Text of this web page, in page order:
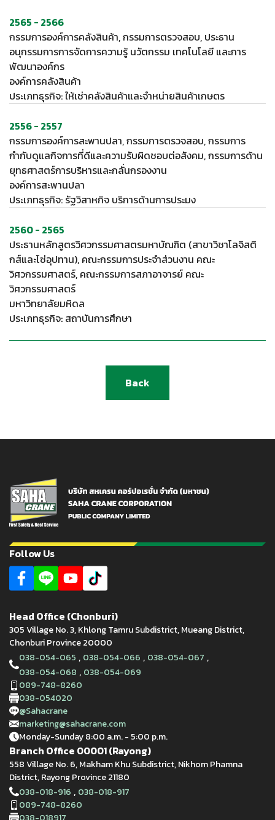
2565 - 2566
กรรมการองค์การคลังสินค้า, กรรมการตรวจสอบ, ประธาน
อนุกรรมการการจัดการความรู้ นวัตกรรม เทคโนโลยี และการ
พัฒนาองค์กร
องค์การคลังสินค้า
ประเภทธุรกิจ: ให้เช่าคลังสินค้าและจำหน่ายสินค้าเกษตร
2556 - 2557
กรรมการองค์การสะพานปลา, กรรมการตรวจสอบ, กรรมการ
กำกับดูแลกิจการที่ดีและความรับผิดชอบต่อสังคม, กรรมการด้าน
ยุทธศาสตร์การบริหารและกลั่นกรองงาน
องค์การสะพานปลา
ประเภทธุรกิจ: รัฐวิสาหกิจ บริการด้านการประมง
2560 - 2565
ประธานหลักสูตรวิศวกรรมศาสตรมหาบัณฑิต (สาขาวิชาโลจิสติ
กส์และโซ่อุปทาน), คณะกรรมการประจำส่วนงาน คณะ
วิศวกรรมศาสตร์, คณะกรรมการสภาอาจารย์ คณะ
วิศวกรรมศาสตร์
มหาวิทยาลัยมหิดล
ประเภทธุรกิจ: สถาบันการศึกษา
Back
Follow Us
Head Office (Chonburi)
305 Village No. 3, Khlong Tamru Subdistrict, Mueang District,
Chonburi Province 20000
038-054-065 , 038-054-066 , 038-054-067 ,
038-054-068 , 038-054-069
089-748-8260
038-054020
@Sahacrane
marketing@sahacrane.com
Monday-Sunday 8:00 a.m. - 5:00 p.m.
Branch Office 00001 (Rayong)
558 Village No. 6, Makham Khu Subdistrict, Nikhom Phamna
District, Rayong Province 21180
038-018-916 , 038-018-917
089-748-8260